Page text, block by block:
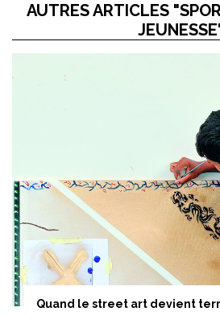
AUTRES ARTICLES
Quand le street art devient